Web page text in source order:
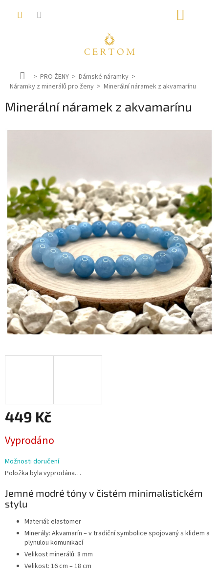
D
o
ů
PRO ŽENY
Dámské náramky
Náramky z minerálů pro ženy
Minerální náramek z akvamarínu
Minerální náramek z akvamarínu
449 Kč
cena:
Vyprodáno
Možnosti doručení
Položka byla vyprodána…
Jemné modré tóny v čistém minimalistickém
stylu
Materiál: elastomer
Minerály: Akvamarín – v tradiční symbolice spojovaný s klidem a
plynulou komunikací
Velikost minerálů: 8 mm
Velikost: 16 cm – 18 cm